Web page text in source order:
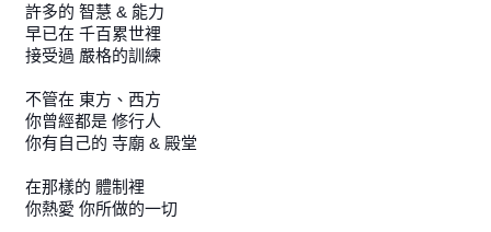
許多的 智慧 & 能力
早已在 千百累世裡
接受過 嚴格的訓練
不管在 東方、西方
你曾經都是 修行人
你有自己的 寺廟 & 殿堂
在那樣的 體制裡
你熱愛 你所做的一切